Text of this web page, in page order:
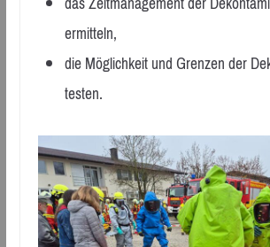
ermitteln,
die Möglichkeit und Grenzen der
testen.